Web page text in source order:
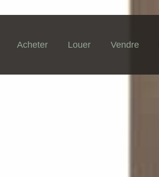
Acheter Louer Vendre